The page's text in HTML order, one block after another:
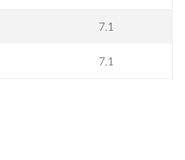
7.1
7.1